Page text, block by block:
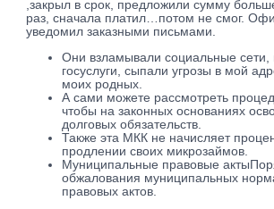
,закрыл в срок, предложили сумму
раз, сначала платил…потом не смог.
уведомил заказными письмами.
Они взламывали социальные сети,
госуслуги, сыпали угрозы в мой
моих родных.
А сами можете рассмотреть
чтобы на законных основаниях
долговых обязательств.
Также эта МКК не начисляет
продлении своих микрозаймов.
Муниципальные правовые
обжалования муниципальных
правовых актов.